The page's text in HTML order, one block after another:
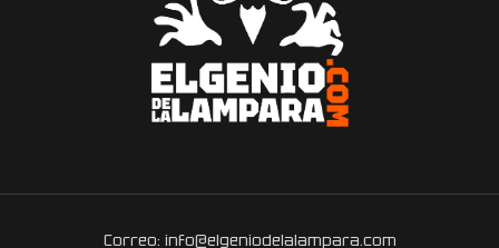
Correo: info@elgeniodelalampara.com